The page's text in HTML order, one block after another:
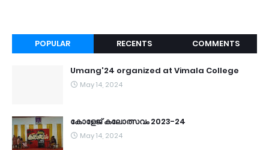
POPULAR RECENTS COMMENTS
Umang'24 organized at Vimala College
May 14, 2024
കോളേജ് കലോത്സവം 2023-24
May 14, 2024